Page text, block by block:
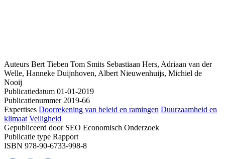
Auteurs Bert Tieben Tom Smits Sebastiaan Hers, Adriaan van der
Welle, Hanneke Duijnhoven, Albert Nieuwenhuijs, Michiel de
Nooij
Publicatiedatum 01-01-2019
Publicatienummer2019-66
Expertises Doorrekening van beleid en ramingen Duurzaamheid en
klimaat Veiligheid
Gepubliceerd doorSEO Economisch Onderzoek
Publicatie type Rapport
ISBN 978-90-6733-998-8